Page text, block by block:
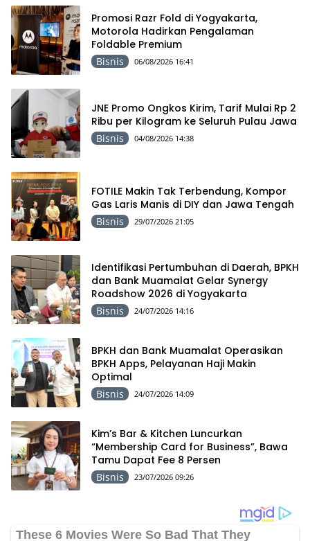
Promosi Razr Fold di Yogyakarta,
Motorola Hadirkan Pengalaman
Foldable Premium
Bisnis 06/08/2026 16:41
JNE Promo Ongkos Kirim, Tarif Mulai Rp 2
Ribu per Kilogram ke Seluruh Pulau Jawa
Bisnis 04/08/2026 14:38
FOTILE Makin Tak Terbendung, Kompor
Gas Laris Manis di DIY dan Jawa Tengah
Bisnis 29/07/2026 21:05
Identifikasi Pertumbuhan di Daerah, BPKH
dan Bank Muamalat Gelar Synergy
Roadshow 2026 di Yogyakarta
Bisnis 24/07/2026 14:16
BPKH dan Bank Muamalat Operasikan
BPKH Apps, Pelayanan Haji Makin
Optimal
Bisnis 24/07/2026 14:09
Kim’s Bar & Kitchen Luncurkan
“Membership Card for Business”, Bawa
Tamu Dapat Fee 8 Persen
Bisnis 23/07/2026 09:26